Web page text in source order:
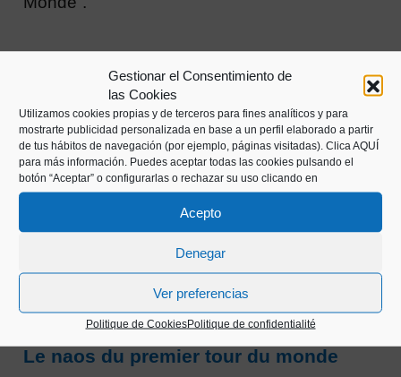
Gestionar el Consentimiento de
las Cookies
Utilizamos cookies propias y de terceros para fines analíticos y para
mostrarte publicidad personalizada en base a un perfil elaborado a partir
de tus hábitos de navegación (por ejemplo, páginas visitadas). Clica AQUÍ
para más información. Puedes aceptar todas las cookies pulsando el
botón “Aceptar” o configurarlas o rechazar su uso clicando en
Acepto
Denegar
Ver preferencias
Politique de CookiesPolitique de confidentialité
EXPOSITION VIRTUELLE
Le naos du premier tour du monde